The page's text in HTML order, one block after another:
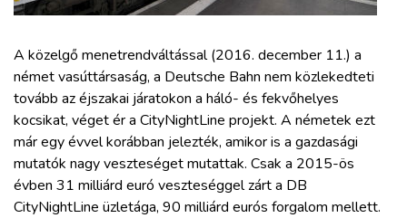
HAJÓZÁS
BLOG
ARCHÍVUM
WEBSHOP
A közelgő menetrendváltással (2016. december 11.) a
német vasúttársaság, a Deutsche Bahn nem közlekedteti
tovább az éjszakai járatokon a háló- és fekvőhelyes
kocsikat, véget ér a CityNightLine projekt. A németek ezt
már egy évvel korábban jelezték, amikor is a gazdasági
mutatók nagy veszteséget mutattak. Csak a 2015-ös
évben 31 milliárd euró veszteséggel zárt a DB
CityNightLine üzletága, 90 milliárd eurós forgalom mellett.